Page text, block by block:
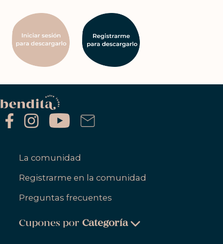
La comunidad
Registrarme en la comunidad
Preguntas frecuentes
Cupones porCategoría